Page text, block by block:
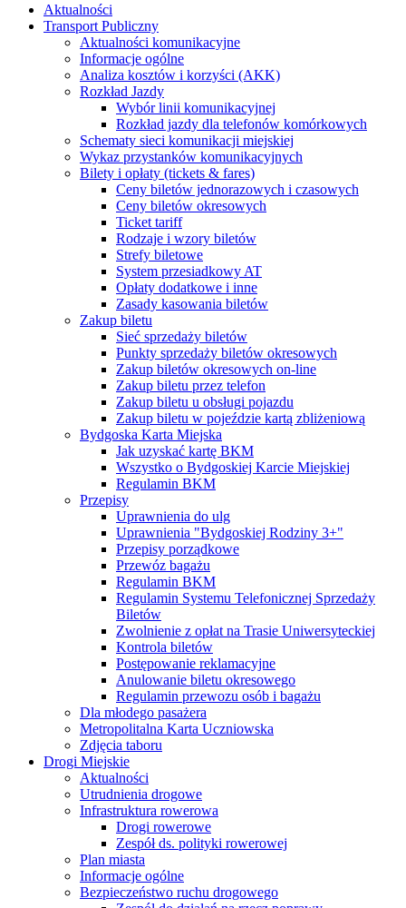
Aktualności
Transport Publiczny
Aktualności komunikacyjne
Informacje ogólne
Analiza kosztów i korzyści (AKK)
Rozkład Jazdy
Wybór linii komunikacyjnej
Rozkład jazdy dla telefonów komórkowych
Schematy sieci komunikacji miejskiej
Wykaz przystanków komunikacyjnych
Bilety i opłaty (tickets & fares)
Ceny biletów jednorazowych i czasowych
Ceny biletów okresowych
Ticket tariff
Rodzaje i wzory biletów
Strefy biletowe
System przesiadkowy AT
Opłaty dodatkowe i inne
Zasady kasowania biletów
Zakup biletu
Sieć sprzedaży biletów
Punkty sprzedaży biletów okresowych
Zakup biletów okresowych on-line
Zakup biletu przez telefon
Zakup biletu u obsługi pojazdu
Zakup biletu w pojeździe kartą zbliżeniową
Bydgoska Karta Miejska
Jak uzyskać kartę BKM
Wszystko o Bydgoskiej Karcie Miejskiej
Regulamin BKM
Przepisy
Uprawnienia do ulg
Uprawnienia "Bydgoskiej Rodziny 3+"
Przepisy porządkowe
Przewóz bagażu
Regulamin BKM
Regulamin Systemu Telefonicznej Sprzedaży
Biletów
Zwolnienie z opłat na Trasie Uniwersyteckiej
Kontrola biletów
Postępowanie reklamacyjne
Anulowanie biletu okresowego
Regulamin przewozu osób i bagażu
Dla młodego pasażera
Metropolitalna Karta Uczniowska
Zdjęcia taboru
Drogi Miejskie
Aktualności
Utrudnienia drogowe
Infrastruktura rowerowa
Drogi rowerowe
Zespół ds. polityki rowerowej
Plan miasta
Informacje ogólne
Bezpieczeństwo ruchu drogowego